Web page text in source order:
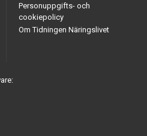
Personuppgifts- och
cookiepolicy
Om Tidningen Näringslivet